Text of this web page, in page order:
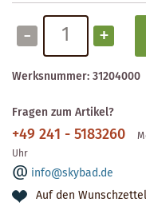
- +
Werksnummer:31204000
Fragen zum Artikel?
+49 241 - 5183260
Uhr
info@skybad.de
Auf den Wunschzettel